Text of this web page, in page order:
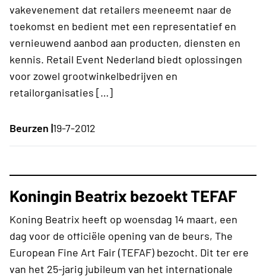
vakevenement dat retailers meeneemt naar de
toekomst en bedient met een representatief en
vernieuwend aanbod aan producten, diensten en
kennis. Retail Event Nederland biedt oplossingen
voor zowel grootwinkelbedrijven en
retailorganisaties […]
Beurzen |19-7-2012
Koningin Beatrix bezoekt TEFAF
Koning Beatrix heeft op woensdag 14 maart, een
dag voor de officiële opening van de beurs, The
European Fine Art Fair (TEFAF) bezocht. Dit ter ere
van het 25-jarig jubileum van het internationale